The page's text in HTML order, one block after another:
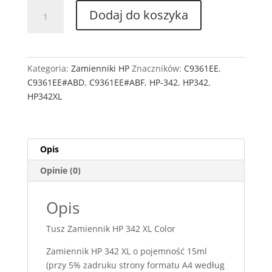
Dodaj do koszyka
Kategoria: Zamienniki HP Znaczników: C9361EE,
C9361EE#ABD, C9361EE#ABF, HP-342, HP342,
HP342XL
Opis
Opinie (0)
Opis
Tusz Zamiennik HP 342 XL Color
Zamiennik HP 342 XL o pojemność 15ml
(przy 5% zadruku strony formatu A4 według